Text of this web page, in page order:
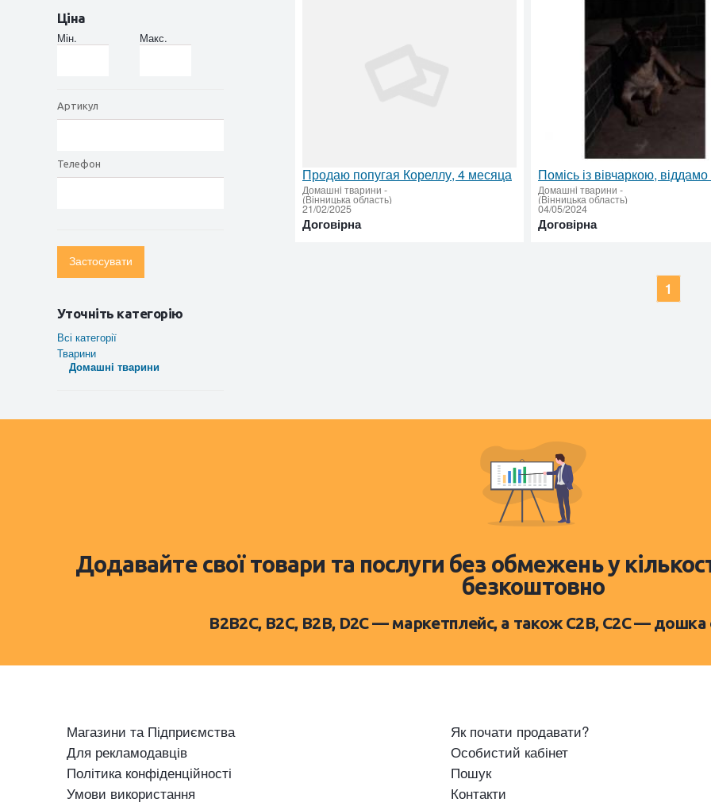
Ціна
Мін.
Макс.
Артикул
Телефон
Застосувати
Уточніть категорію
Всі категорії
Тварини
Домашнi тварини
Продаю попугая Кореллу, 4 месяца
Домашнi тварини -
(Вінницька область)
21/02/2025
Договірна
Домашнi тварини -
(Вінницька область)
04/05/2024
Договірна
1
Додавайте свої товари та послуги без обмежень у
безкоштовно
B2B2C, B2C, B2B, D2C — маркетплейс, а також C2B, C2C —
Магазини та Підприємства
Для рекламодавців
Політика конфіденційності
Умови використання
Як почати продавати?
Особистий кабінет
Пошук
Контакти